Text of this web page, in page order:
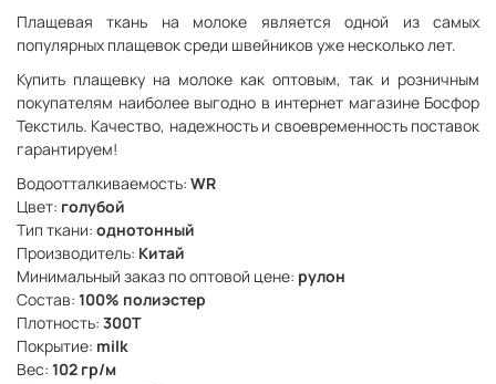
Плащевая ткань на молоке является одной из самых
популярных плащевок среди швейников уже несколько лет.
Купить плащевку на молоке как оптовым, так и розничным
покупателям наиболее выгодно в интернет магазине Босфор
Текстиль. Качество, надежность и своевременность поставок
гарантируем!
Водоотталкиваемость: WR
Цвет: голубой
Тип ткани: однотонный
Производитель: Китай
Минимальный заказ по оптовой цене: рулон
Состав: 100% полиэстер
Плотность: 300Т
Покрытие: milk
Вес: 102 гр/м